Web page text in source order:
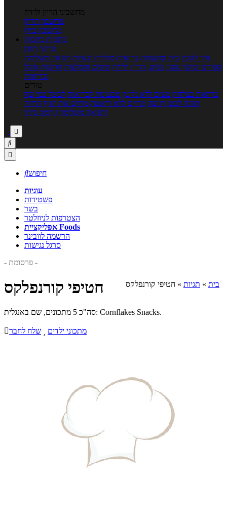
מחשבוני הריון ולידה
מחשבון הריון
מחשבון ביוץ
כתבות כתבות
ערוצי תוכן
איך להכין בית ומשפחה בריאות מחלות ובעיות רפואה משלימה
ספורט וכושר גופני נשים, הריון ולידה טיפים והמלצות חדשות אוכל
ובריאות
טורים
בריאות בצלחת טעים ללא גלוטן טבעונות לבריאות לבשל כמו שף
תזונה לבטן רגועה מרזים ללא דיאטה מזיזים את הגוף הרזיה
ורפואה משלימה גורמה ביתי



חיפוש
עוגיות
פשטידות
בשר
הצטרפות לניוזלטר
אפליקציית Foods
הרשמה לוובינר
סרגל נגישות
- פרסומת -
בית » תגיות » חטיפי קורנפלקס חטיפי קורנפלקס
סה"כ 5 מתכונים, שם באנגלית: Cornflakes Snacks.
שלח לחבר מתכוני ילדים